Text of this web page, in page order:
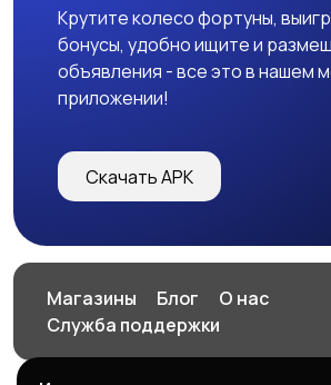
Крутите колесо фортуны,
бонусы, удобно ищите и
объявления - все это в нашем
приложении!
Скачать APK
Магазины Блог
О нас
Служба поддержки